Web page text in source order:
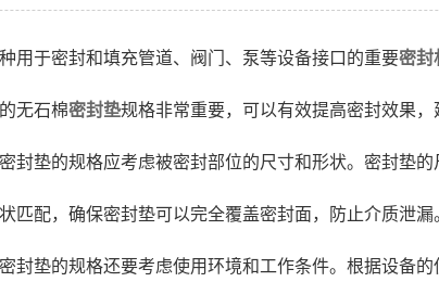
用于密封和填充管道、阀门、泵等设备接口的重要密封
无石棉密封垫规格非常重要，可以有效提高密封效果，
封垫的规格应考虑被密封部位的尺寸和形状。密封垫
匹配，确保密封垫可以完全覆盖密封面，防止介质泄漏
封垫的规格还要考虑使用环境和工作条件。根据设备